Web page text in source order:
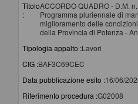
Titolo
:
ACCORDO QUADRO - D.M.
Programma pluriennale di
miglioramento delle
della Provincia di Potenza -
Tipologia appalto :Lavori
CIG :BAF3C69CEC
Data pubblicazione esito :16/06/
Riferimento procedura :G02008